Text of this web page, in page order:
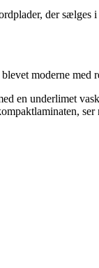
der
moderne
en underlimet
ser